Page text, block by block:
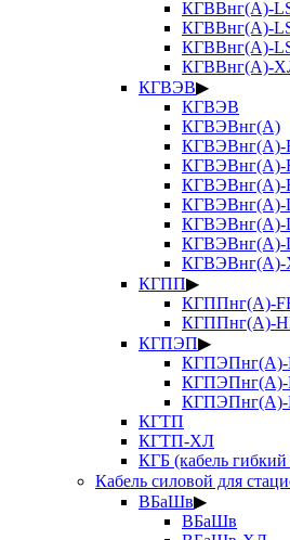
КГВВнг(А)-
КГВВнг(А)-
КГВВнг(А)-
КГВВнг(А)-
КГВЭВ▶
КГВЭВ
КГВЭВнг(А)
КГВЭВнг(А)-
КГВЭВнг(А)-
КГВЭВнг(А)-
КГВЭВнг(А)-
КГВЭВнг(А)-
КГВЭВнг(А)-
КГПП▶
КГППнг(А)-
КГППнг(А)-
КГПЭП▶
КГПЭПнг(А)-
КГПЭПнг(А)-
КГТП
КГТП-ХЛ
КГБ (кабель
Кабель силовой для
ВБаШв▶
ВБаШв